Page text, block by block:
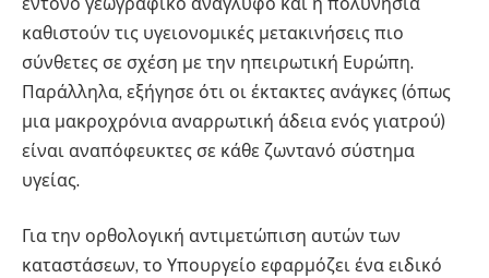
καθιστούν τις υγειονομικές μετακινήσεις πιο
σύνθετες σε σχέση με την ηπειρωτική Ευρώπη.
Παράλληλα, εξήγησε ότι οι έκτακτες ανάγκες (όπως
μια μακροχρόνια αναρρωτική άδεια ενός γιατρού)
είναι αναπόφευκτες σε κάθε ζωντανό σύστημα
υγείας.
Για την ορθολογική αντιμετώπιση αυτών των
καταστάσεων, το Υπουργείο εφαρμόζει ένα ειδικό